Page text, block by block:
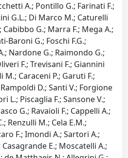
A.; Pontillo G.; Farinati F.;
G.L.; Di Marco M.; Caturelli
Cabibbo G.; Marra F.; Mega A.;
Baroni G.; Foschi F.G.;
Nardone G.; Raimondo G.;
F.; Trevisani F.; Giannini
M.; Caraceni P.; Garuti F.;
D.; Santi V.; Forgione
L.; Piscaglia F.; Sansone V.;
G.; Ravaioli F.; Cappelli A.;
Renzulli M.; Cela E.M.;
F.; Imondi A.; Sartori A.;
Casagrande E.; Moscatelli A.;